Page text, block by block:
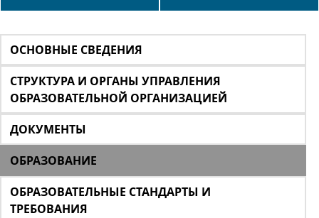
ОСНОВНЫЕ СВЕДЕНИЯ
СТРУКТУРА И ОРГАНЫ УПРАВЛЕНИЯ
ОБРАЗОВАТЕЛЬНОЙ ОРГАНИЗАЦИЕЙ
ДОКУМЕНТЫ
ОБРАЗОВАНИЕ
ОБРАЗОВАТЕЛЬНЫЕ СТАНДАРТЫ И
ТРЕБОВАНИЯ